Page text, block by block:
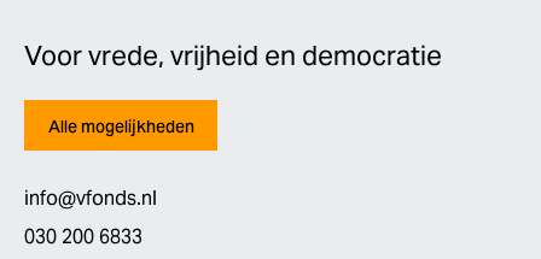
Voor vrede, vrijheid en democratie
Alle mogelijkheden
info@vfonds.nl
030 200 6833